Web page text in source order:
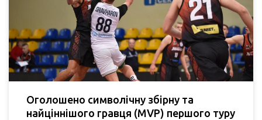
Оголошено символічну збірну та
найціннішого гравця (MVP) першого туру